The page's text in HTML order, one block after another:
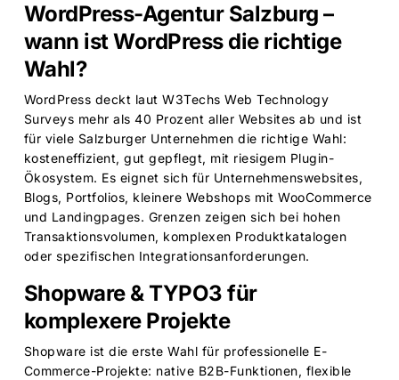
WordPress-Agentur Salzburg –
wann ist WordPress die richtige
Wahl?
WordPress deckt lautW3Techs Web Technology
Surveys mehr als 40 Prozent aller Websites ab und ist
für viele Salzburger Unternehmen die richtige Wahl:
kosteneffizient, gut gepflegt, mit riesigem Plugin-
Ökosystem. Es eignet sich für Unternehmenswebsites,
Blogs, Portfolios, kleinere Webshops mit WooCommerce
und Landingpages. Grenzen zeigen sich bei hohen
Transaktionsvolumen, komplexen Produktkatalogen
oder spezifischen Integrationsanforderungen.
Shopware & TYPO3 für
komplexere Projekte
Shopware ist die erste Wahl für professionelle E-
Commerce-Projekte: native B2B-Funktionen, flexible